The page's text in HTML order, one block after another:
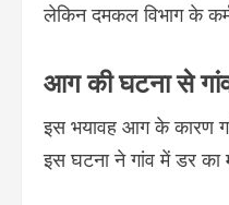
लेकिन दमकल विभाग के
आग की घटना से
इस भयावह आग के कारण
इस घटना ने गांव में डर